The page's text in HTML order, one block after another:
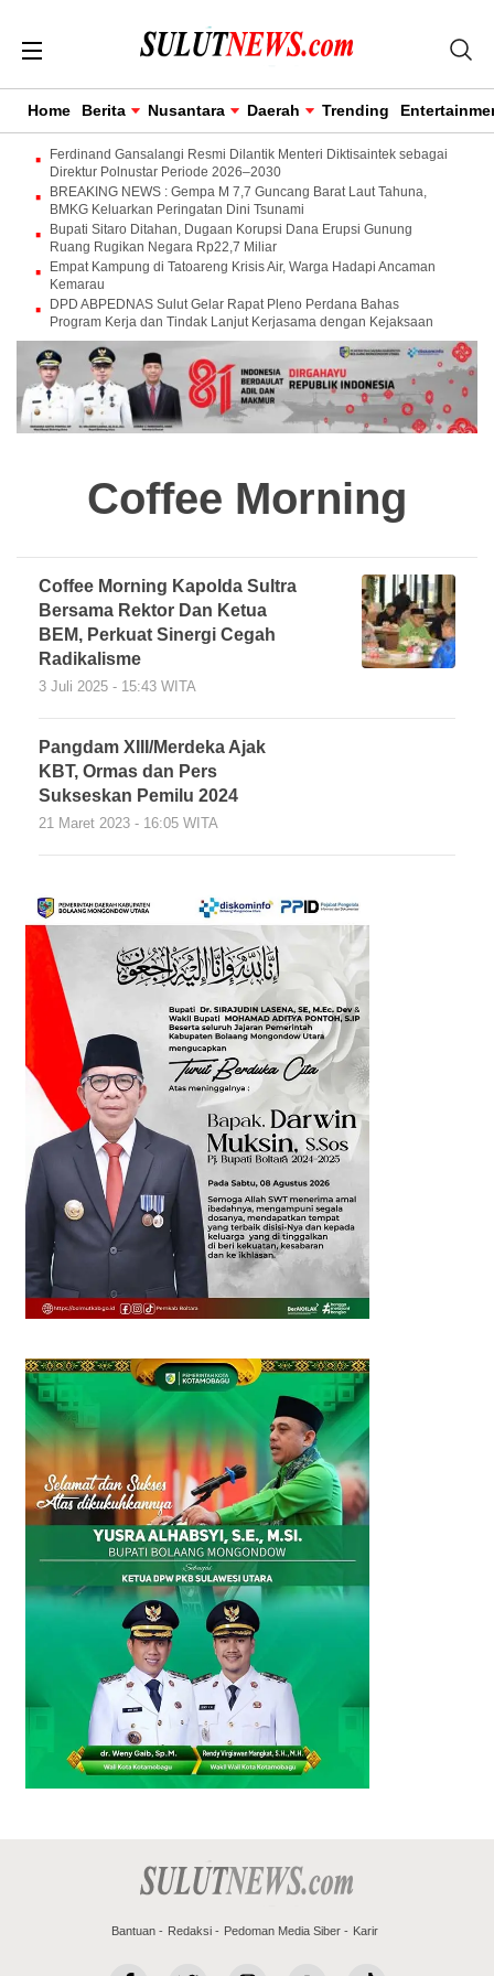
Home Berita Nusantara Daerah Trending
Ferdinand Gansalangi Resmi Dilantik Menteri Diktisaintek sebagai
Direktur Polnustar Periode 2026–2030
BREAKING NEWS : Gempa M 7,7 Guncang Barat Laut Tahuna,
BMKG Keluarkan Peringatan Dini Tsunami
Bupati Sitaro Ditahan, Dugaan Korupsi Dana Erupsi Gunung
Ruang Rugikan Negara Rp22,7 Miliar
Empat Kampung di Tatoareng Krisis Air, Warga Hadapi Ancaman
Kemarau
DPD ABPEDNAS Sulut Gelar Rapat Pleno Perdana Bahas
Program Kerja dan Tindak Lanjut Kerjasama dengan Kejaksaan
Coffee Morning
Coffee Morning Kapolda Sultra
Bersama Rektor Dan Ketua
BEM, Perkuat Sinergi Cegah
Radikalisme
3 Juli 2025 - 15:43 WITA
Pangdam XIII/Merdeka Ajak
KBT, Ormas dan Pers
Sukseskan Pemilu 2024
21 Maret 2023 - 16:05 WITA
Bantuan Redaksi Pedoman Media Siber Karir